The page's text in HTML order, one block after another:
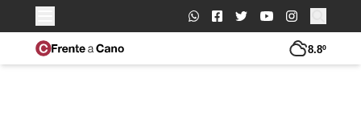
Buscar:
8.8º